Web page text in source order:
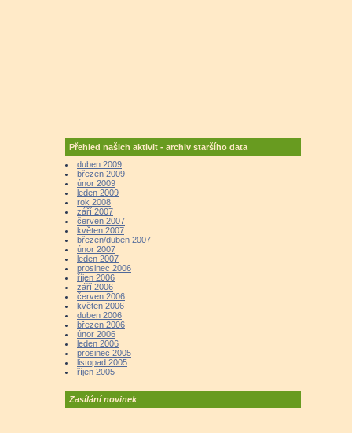
Přehled našich aktivit - archiv staršího data
duben 2009
březen 2009
únor 2009
leden 2009
rok 2008
září 2007
červen 2007
květen 2007
březen/duben 2007
únor 2007
leden 2007
prosinec 2006
říjen 2006
září 2006
červen 2006
květen 2006
duben 2006
březen 2006
únor 2006
leden 2006
prosinec 2005
listopad 2005
říjen 2005
Zasílání novinek